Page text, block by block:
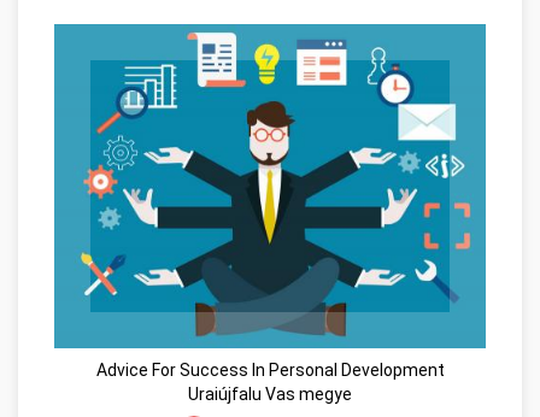
Advice For Success In Personal Development
Uraiújfalu Vas megye